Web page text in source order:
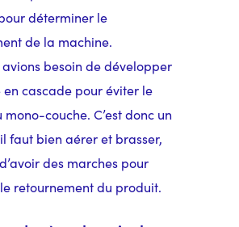
déterminer le
de la machine.
avions besoin de développer
en cascade pour éviter le
couche. C’est donc un
faut bien aérer et brasser,
des marches pour
retournement du produit.